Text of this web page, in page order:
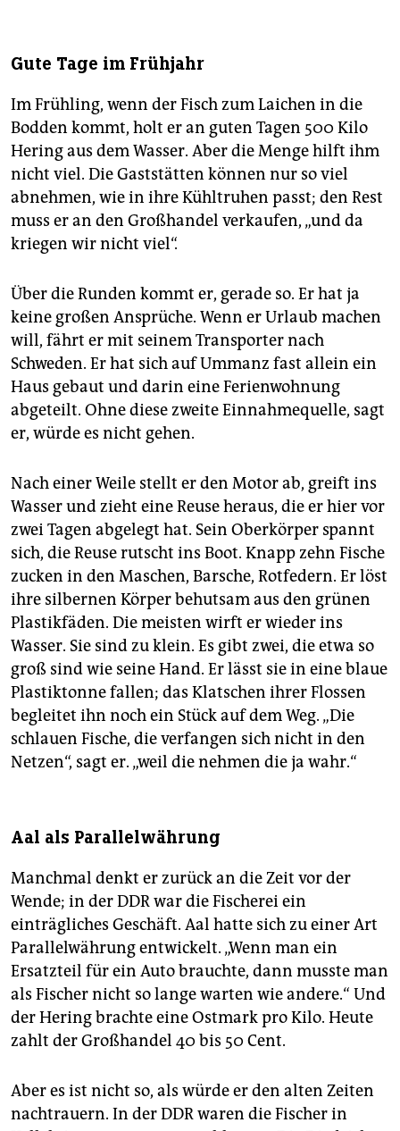
Gute Tage im Frühjahr
Im Frühling, wenn der Fisch zum Laichen in die
Bodden kommt, holt er an guten Tagen 500 Kilo
Hering aus dem Wasser. Aber die Menge hilft ihm
nicht viel. Die Gaststätten können nur so viel
abnehmen, wie in ihre Kühltruhen passt; den Rest
muss er an den Großhandel verkaufen, „und da
kriegen wir nicht viel“.
Über die Runden kommt er, gerade so. Er hat ja
keine großen Ansprüche. Wenn er Urlaub machen
will, fährt er mit seinem Transporter nach
Schweden. Er hat sich auf Ummanz fast allein ein
Haus gebaut und darin eine Ferienwohnung
abgeteilt. Ohne diese zweite Einnahmequelle, sagt
er, würde es nicht gehen.
Nach einer Weile stellt er den Motor ab, greift ins
Wasser und zieht eine Reuse heraus, die er hier vor
zwei Tagen abgelegt hat. Sein Oberkörper spannt
sich, die Reuse rutscht ins Boot. Knapp zehn Fische
zucken in den Maschen, Barsche, Rotfedern. Er löst
ihre silbernen Körper behutsam aus den grünen
Plastikfäden. Die meisten wirft er wieder ins
Wasser. Sie sind zu klein. Es gibt zwei, die etwa so
groß sind wie seine Hand. Er lässt sie in eine blaue
Plastiktonne fallen; das Klatschen ihrer Flossen
begleitet ihn noch ein Stück auf dem Weg. „Die
schlauen Fische, die verfangen sich nicht in den
Netzen“, sagt er. „weil die nehmen die ja wahr.“
Aal als Parallelwährung
Manchmal denkt er zurück an die Zeit vor der
Wende; in der DDR war die Fischerei ein
einträgliches Geschäft. Aal hatte sich zu einer Art
Parallelwährung entwickelt. „Wenn man ein
Ersatzteil für ein Auto brauchte, dann musste man
als Fischer nicht so lange warten wie andere.“ Und
der Hering brachte eine Ostmark pro Kilo. Heute
zahlt der Großhandel 40 bis 50 Cent.
Aber es ist nicht so, als würde er den alten Zeiten
nachtrauern. In der DDR waren die Fischer in